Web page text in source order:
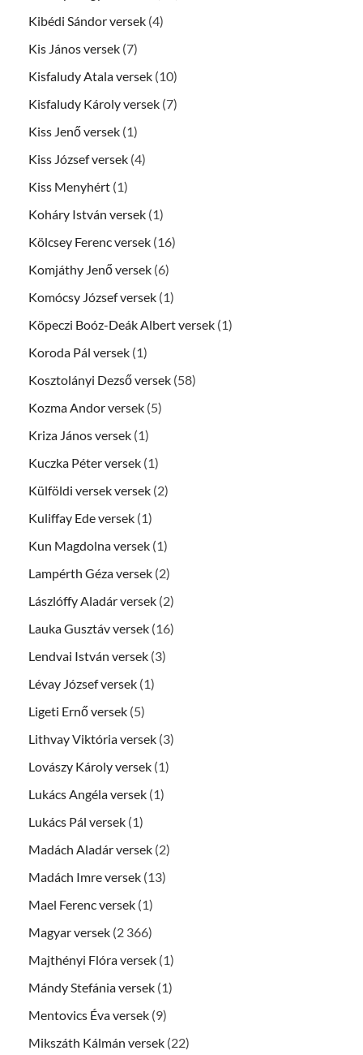
Kibédi Sándor versek (4)
Kis János versek (7)
Kisfaludy Atala versek (10)
Kisfaludy Károly versek (7)
Kiss Jenő versek (1)
Kiss József versek (4)
Kiss Menyhért (1)
Koháry István versek (1)
Kölcsey Ferenc versek (16)
Komjáthy Jenő versek (6)
Komócsy József versek (1)
Köpeczi Boóz-Deák Albert versek (1)
Koroda Pál versek (1)
Kosztolányi Dezső versek (58)
Kozma Andor versek (5)
Kriza János versek (1)
Kuczka Péter versek (1)
Külföldi versek versek (2)
Kuliffay Ede versek (1)
Kun Magdolna versek (1)
Lampérth Géza versek (2)
Lászlóffy Aladár versek (2)
Lauka Gusztáv versek (16)
Lendvai István versek (3)
Lévay József versek (1)
Ligeti Ernő versek (5)
Lithvay Viktória versek (3)
Lovászy Károly versek (1)
Lukács Angéla versek (1)
Lukács Pál versek (1)
Madách Aladár versek (2)
Madách Imre versek (13)
Mael Ferenc versek (1)
Magyar versek (2 366)
Majthényi Flóra versek (1)
Mándy Stefánia versek (1)
Mentovics Éva versek (9)
Mikszáth Kálmán versek (22)